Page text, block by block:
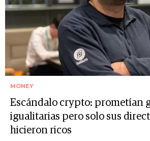
MONEY
Escándalo crypto: prometían
igualitarias pero solo sus
hicieron ricos